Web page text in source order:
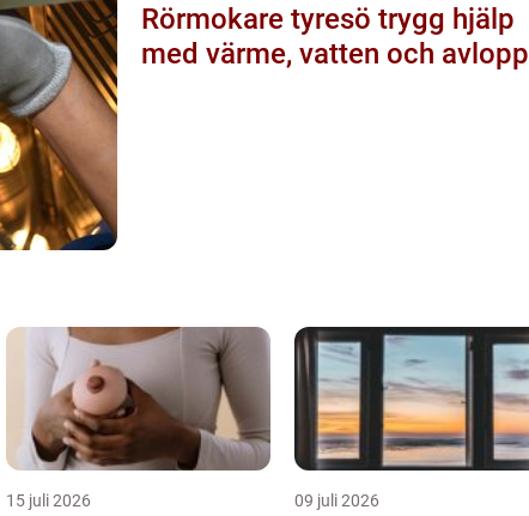
Rörmokare tyresö trygg hjälp
med värme, vatten och avlopp
15 juli 2026 09 juli 2026